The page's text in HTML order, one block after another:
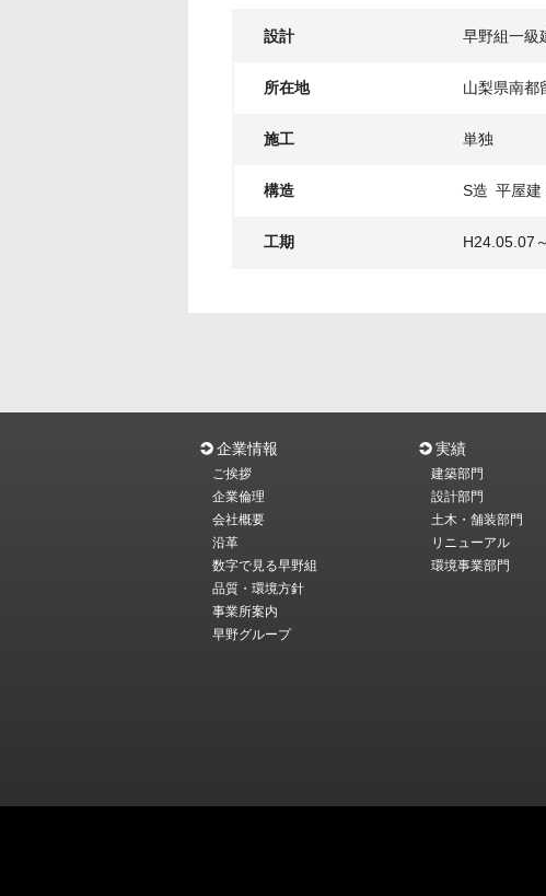
設計 早野組一級
所在地 山梨県南都
施工 単独
構造 S造 平屋建
工期 H24.05.07
企業情報
ご挨拶
企業倫理
会社概要
沿革
数字で見る早野組
品質・環境方針
事業所案内
早野グループ
実績
建築部門
設計部門
土木・舗装部門
リニューアル
環境事業部門